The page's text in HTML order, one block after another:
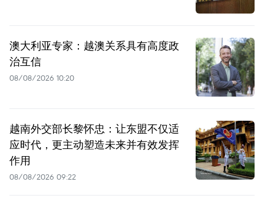
澳大利亚专家：越澳关系具有高度政
治互信
08/08/2026 10:20
越南外交部长黎怀忠：让东盟不仅适
应时代，更主动塑造未来并有效发挥
作用
08/08/2026 09:22